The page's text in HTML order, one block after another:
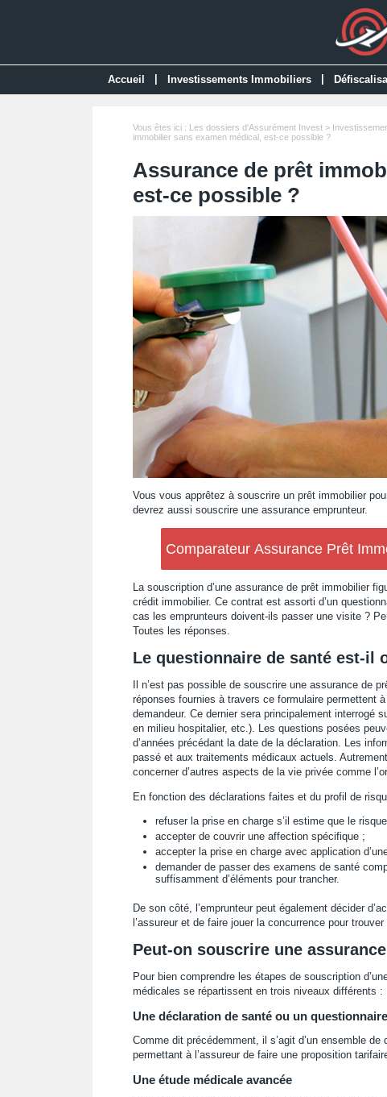
Accueil Investissements Immobiliers
Vous êtes ici : Les dossiers d'Assurément Invest>
immobilier sans examen médical, est-ce possible ?
Assurance de prêt
est-ce possible ?
Vous vous apprêtez à souscrire un prêt immobilier
devrez aussi souscrire une assurance emprunteur.
Comparateur Assurance Prêt
La souscription d’une assurance de prêt immobilier
crédit immobilier. Ce contrat est assorti d’un
cas les emprunteurs doivent-ils passer une visite ?
Toutes les réponses.
Le questionnaire de santé est-il
Il n’est pas possible de souscrire une assurance de
réponses fournies à travers ce formulaire permettent
demandeur. Ce dernier sera principalement interrogé
en milieu hospitalier, etc.). Les questions posées
d’années précédant la date de la déclaration. Les
passé et aux traitements médicaux actuels.
concerner d’autres aspects de la vie privée comme
En fonction des déclarations faites et du profil de
refuser la prise en charge s’il estime que le
accepter de couvrir une affection spécifique ;
accepter la prise en charge avec application
demander de passer des examens de santé
suffisamment d’éléments pour trancher.
De son côté, l’emprunteur peut également décider
l’assureur et de faire jouer la concurrence pour
Peut-on souscrire une
Pour bien comprendre les étapes de souscription
médicales se répartissent en trois niveaux différents :
Une déclaration de santé ou un
Comme dit précédemment, il s’agit d’un ensemble
permettant à l’assureur de faire une proposition
Une étude médicale avancée